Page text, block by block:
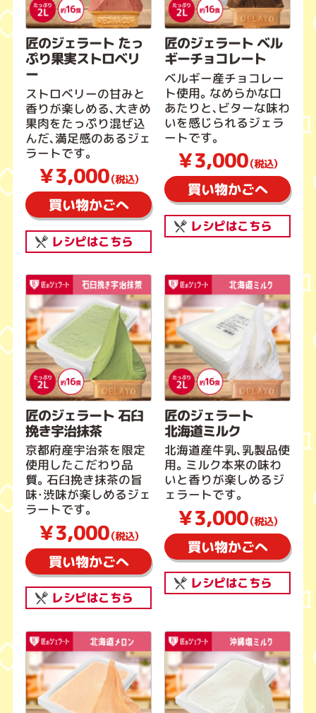
匠のジェラート たっ
ぷり果実ストロベリ
ー
ストロベリーの甘みと
香りが楽しめる、大きめ
果肉をたっぷり混ぜ込
んだ、満足感のあるジェ
ラートです。
￥3,000（税込）
買い物かごへ
レシピはこちら
匠のジェラート ベル
ギーチョコレート
ベルギー産チョコレー
ト使用。なめらかな口
あたりと、ビターな味わ
いを感じられるジェラ
ートです。
￥3,000（税込）
買い物かごへ
レシピはこちら
匠のジェラート 石臼
挽き宇治抹茶
京都府産宇治茶を限定
使用したこだわり品
質。石臼挽き抹茶の旨
味・渋味が楽しめるジェ
ラートです。
￥3,000（税込）
買い物かごへ
レシピはこちら
匠のジェラート
北海道ミルク
北海道産牛乳、乳製品使
用。ミルク本来の味わ
いと香りが楽しめるジ
ェラートです。
￥3,000（税込）
買い物かごへ
レシピはこちら